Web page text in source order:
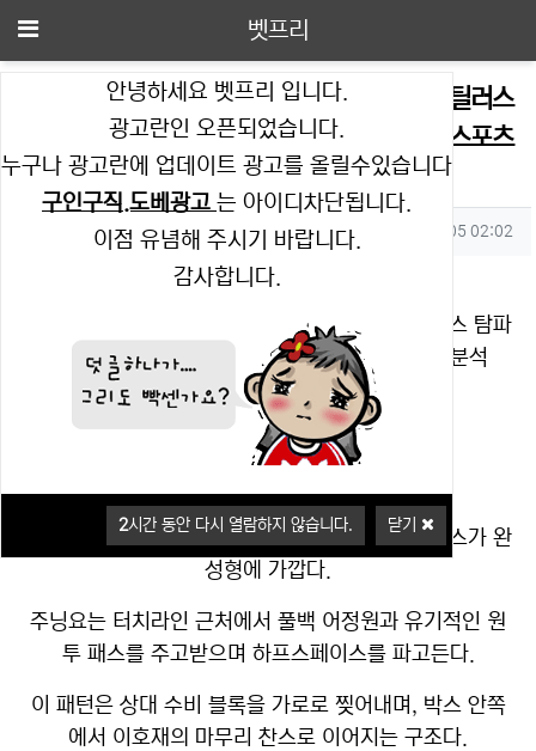
안녕하세요 벳프리 입니다.
광고란인 오픈되었습니다.
누구나 광고란에 업데이트 광고를 올릴수있습니다
구인구직.도베광고 는 아이디차단됩니다.
이점 유념해 주시기 바랍니다.
감사합니다.
2시간 동안 다시 열람하지 않습니다. 닫기
메뉴 벳프리
2025-11-06 AFC 챔피언스리그 2 포항 스틸러스
탐파인스 로버스 FC 해외축구분석 무료중계 스포츠
분석
작성자 정보
벳프리작성 2025.11.05 02:02
2025-11-06 AFC 챔피언스리그 2 포항 스틸러스 탐파
인스 로버스 FC 해외축구분석 무료중계 스포츠분석
포메이션은 4-4-2이며, 공격 전개에서 좌우 밸런스가 완
성형에 가깝다.
주닝요는 터치라인 근처에서 풀백 어정원과 유기적인 원
투 패스를 주고받으며 하프스페이스를 파고든다.
이 패턴은 상대 수비 블록을 가로로 찢어내며, 박스 안쪽
에서 이호재의 마무리 찬스로 이어지는 구조다.